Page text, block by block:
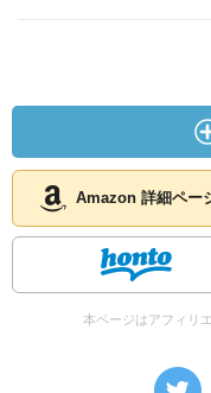
Amazon 詳細ペー
本ページはアフィリ